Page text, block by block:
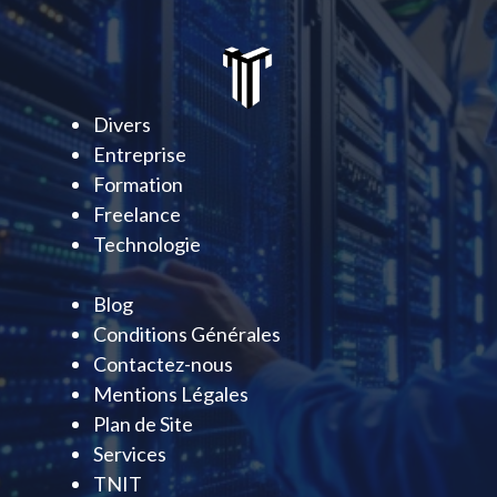
Divers
Entreprise
Formation
Freelance
Technologie
Blog
Conditions Générales
Contactez-nous
Mentions Légales
Plan de Site
Services
TNIT